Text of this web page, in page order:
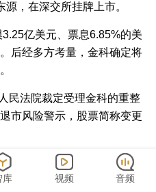
，在深交所挂牌上市。
亿美元、票息6.85%的美
后经多方考量，金科确定将
民法院裁定受理金科的重整
市风险警示，股票简称变更
海品器管理咨询有限公司、
司）获选金科股份重整投资
库 视频 音频